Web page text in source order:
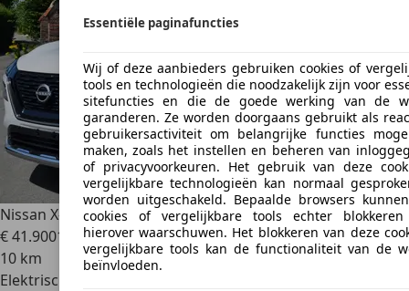
Essentiële paginafuncties
Wij of deze aanbieders gebruiken cookies of
tools en technologieën die noodzakelijk zijn voor
sitefuncties en die de goede werking van de
garanderen. Ze worden doorgaans gebruikt als
gebruikersactiviteit om belangrijke functies
maken, zoals het instellen en beheren van
of privacyvoorkeuren. Het gebruik van deze
vergelijkbare technologieën kan normaal
worden uitgeschakeld. Bepaalde browsers
cookies of vergelijkbare tools echter
hierover waarschuwen. Het blokkeren van deze
vergelijkbare tools kan de functionaliteit van de
beïnvloeden.
Nissan X-TrailX-Trail 1.5 e-Power Tekna
€ 41.9001
10 km
Elektrisch/Benzine